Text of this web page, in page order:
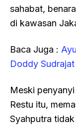
sahabat,
di kawasan
Baca Juga :
Doddy
Meski
Restu itu,
Syahputra